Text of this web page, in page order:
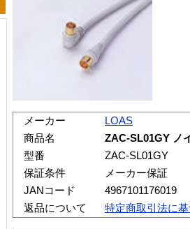
メーカー
LOAS
商品名
ZAC-SL01GY ノ
型番
ZAC-SL01GY
保証条件
メーカー保証
JANコード
4967101176019
返品について
特定商取引法に